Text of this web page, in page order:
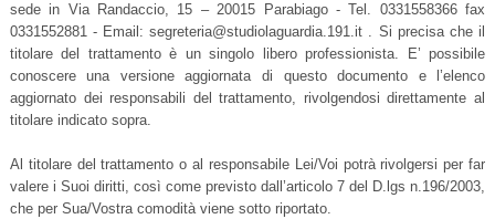
sede in Via Randaccio, 15 – 20015 Parabiago - Tel. 0331558366 fax
0331552881 - Email: segreteria@studiolaguardia.191.it . Si precisa che il
titolare del trattamento è un singolo libero professionista. E’ possibile
conoscere una versione aggiornata di questo documento e l’elenco
aggiornato dei responsabili del trattamento, rivolgendosi direttamente al
titolare indicato sopra.
Al titolare del trattamento o al responsabile Lei/Voi potrà rivolgersi per far
valere i Suoi diritti, così come previsto dall’articolo 7 del D.lgs n.196/2003,
che per Sua/Vostra comodità viene sotto riportato.